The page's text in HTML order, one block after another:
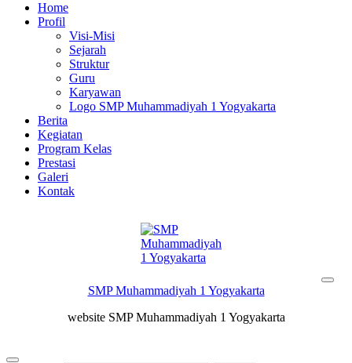
Home
Profil
Visi-Misi
Sejarah
Struktur
Guru
Karyawan
Logo SMP Muhammadiyah 1 Yogyakarta
Berita
Kegiatan
Program Kelas
Prestasi
Galeri
Kontak
SMP Muhammadiyah 1 Yogyakarta
website SMP Muhammadiyah 1 Yogyakarta